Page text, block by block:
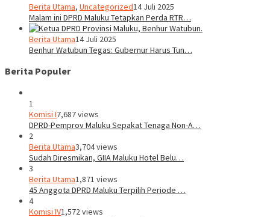
Berita Utama, Uncategorized14 Juli 2025
Malam ini DPRD Maluku Tetapkan Perda RTR…
Berita Utama14 Juli 2025
Benhur Watubun Tegas: Gubernur Harus Tun…
Berita Populer
1
Komisi I7,687 views
DPRD-Pemprov Maluku Sepakat Tenaga Non-A…
2
Berita Utama3,704 views
Sudah Diresmikan, GIIA Maluku Hotel Belu…
3
Berita Utama1,871 views
45 Anggota DPRD Maluku Terpilih Periode …
4
Komisi IV1,572 views